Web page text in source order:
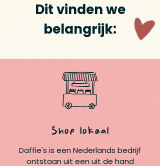
Dit vinden we
belangrijk:
Shop lokaal
Daffie's is een Nederlands bedrijf
ontstaan uit een uit de hand